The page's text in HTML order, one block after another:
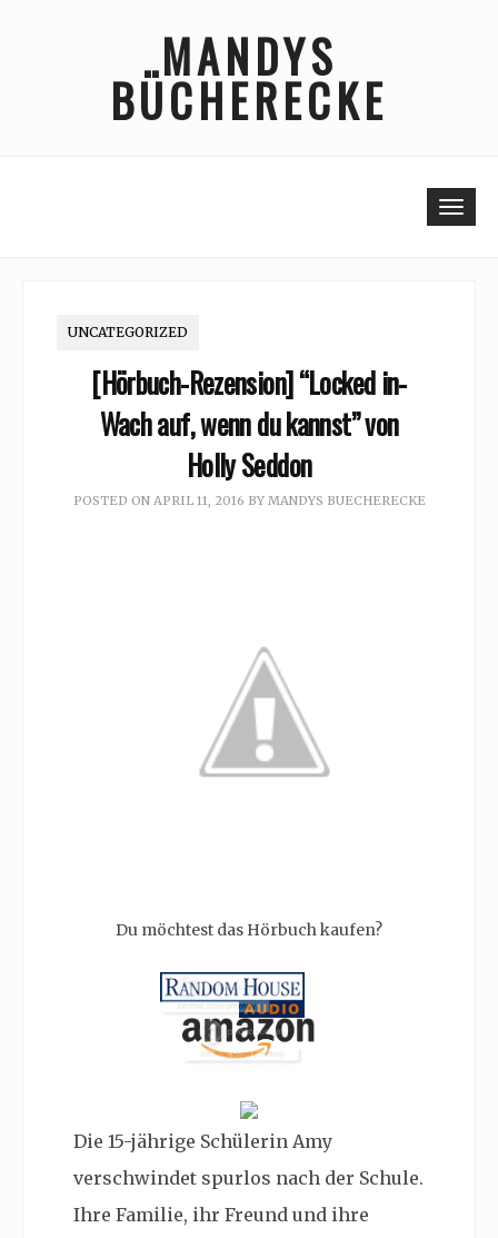
MANDYS
BÜCHERECKE
UNCATEGORIZED
[Hörbuch-Rezension] “Locked in-
Wach auf, wenn du kannst” von
Holly Seddon
POSTED ON APRIL 11, 2016 BY MANDYS BUECHERECKE
Du möchtest das Hörbuch kaufen?
Die 15-jährige Schülerin Amy
verschwindet spurlos nach der Schule.
Ihre Familie, ihr Freund und ihre